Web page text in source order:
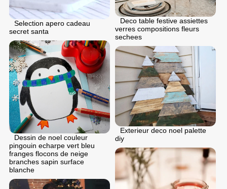
Selection apero cadeau
secret santa
Deco table festive assiettes
verres compositions fleurs
sechees
Dessin de noel couleur
pingouin echarpe vert bleu
franges flocons de neige
branches sapin surface
blanche
Exterieur deco noel palette
diy